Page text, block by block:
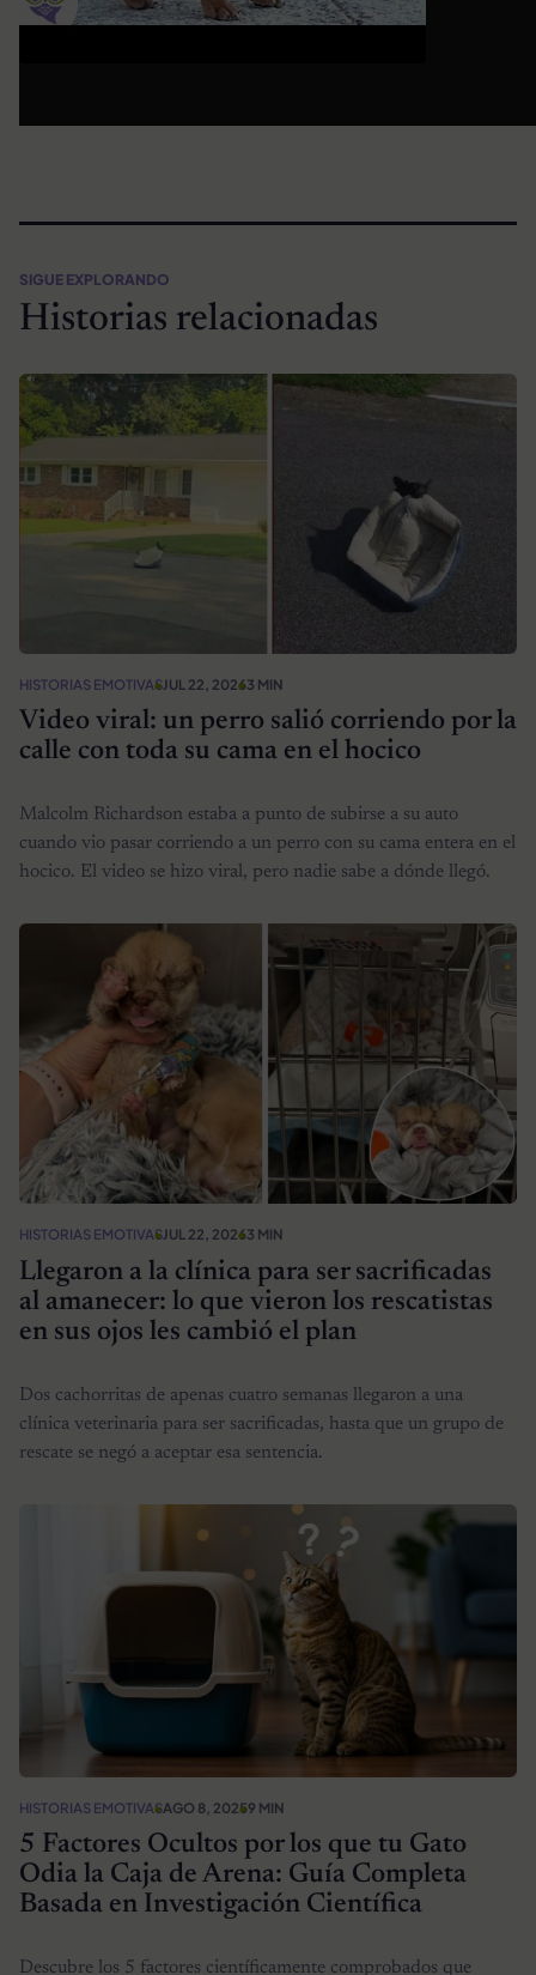
SIGUE EXPLORANDO
Historias relacionadas
HISTORIAS EMOTIVASJUL 22, 20263 MIN
Video viral: un perro salió corriendo por la
calle con toda su cama en el hocico
Malcolm Richardson estaba a punto de subirse a su auto
cuando vio pasar corriendo a un perro con su cama entera en el
hocico. El video se hizo viral, pero nadie sabe a dónde llegó.
HISTORIAS EMOTIVASJUL 22, 20263 MIN
Llegaron a la clínica para ser sacrificadas
al amanecer: lo que vieron los rescatistas
en sus ojos les cambió el plan
Dos cachorritas de apenas cuatro semanas llegaron a una
clínica veterinaria para ser sacrificadas, hasta que un grupo de
rescate se negó a aceptar esa sentencia.
HISTORIAS EMOTIVASAGO 8, 20259 MIN
5 Factores Ocultos por los que tu Gato
Odia la Caja de Arena: Guía Completa
Basada en Investigación Científica
Descubre los 5 factores científicamente comprobados que